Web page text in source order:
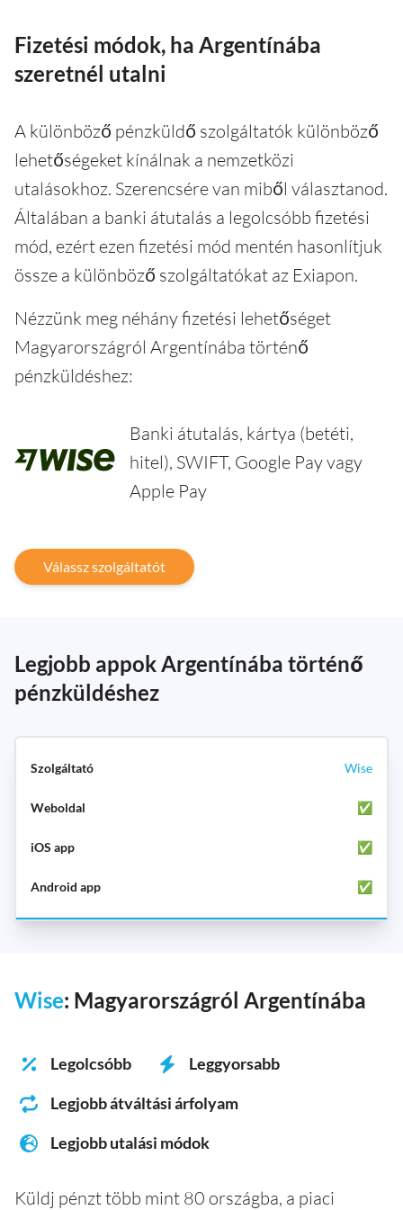
Fizetési módok, ha Argentínába
szeretnél utalni
A különböző pénzküldő szolgáltatók különböző
lehetőségeket kínálnak a nemzetközi
utalásokhoz. Szerencsére van miből választanod.
Általában a banki átutalás a legolcsóbb fizetési
mód, ezért ezen fizetési mód mentén hasonlítjuk
össze a különböző szolgáltatókat az Exiapon.
Nézzünk meg néhány fizetési lehetőséget
Magyarországról Argentínába történő
pénzküldéshez:
Banki átutalás, kártya (betéti,
hitel), SWIFT, Google Pay vagy
Apple Pay
Válassz szolgáltatót
Legjobb appok Argentínába történő
pénzküldéshez
Wise
✅
✅
✅
Wise: Magyarországról Argentínába
Legolcsóbb
Leggyorsabb
Legjobb átváltási árfolyam
Legjobb utalási módok
Küldj pénzt több mint 80 országba, a piaci